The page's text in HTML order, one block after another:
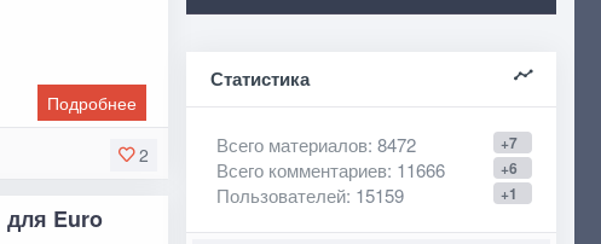
Подробнее
2
для Euro
Статистика
+7
Всего материалов: 8472
+6
Всего комментариев: 11666
+1
Пользователей: 15159